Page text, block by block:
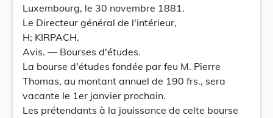
Luxembourg, le 30 novembre 1881.
Le Directeur général de l'intérieur,
H; KIRPACH.
Avis. — Bourses d'études.
La bourse d'études fondée par feu M. Pierre
Thomas, au montant annuel de 190 frs., sera
vacante le 1er janvier prochain.
Les prétendants à la jouissance de celte bourse